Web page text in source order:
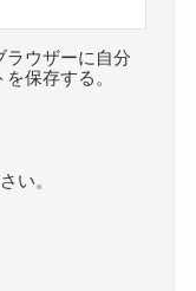
ラウザーに自分
保存する。
い。